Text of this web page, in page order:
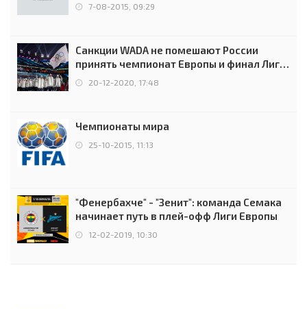
7-08-2015, 09:29
Санкции WADA не помешают России
принять чемпионат Европы и финал Лиги
чемпионов.
20-12-2020, 17:48
Чемпионаты мира
25-10-2015, 11:13
"Фенербахче" - "Зенит": команда Семака
начинает путь в плей-офф Лиги Европы
12-02-2019, 10:30